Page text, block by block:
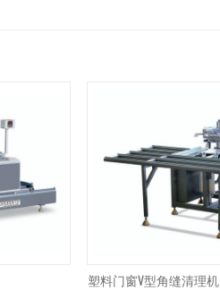
塑料门窗V型角缝清理机